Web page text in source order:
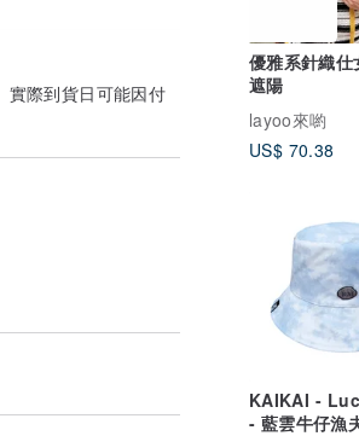
優雅系針織仕
遮陽
layoo來喲
US$ 70.38
KAIKAI -
- 藍雲牛仔漁
實際到貨日可能因付